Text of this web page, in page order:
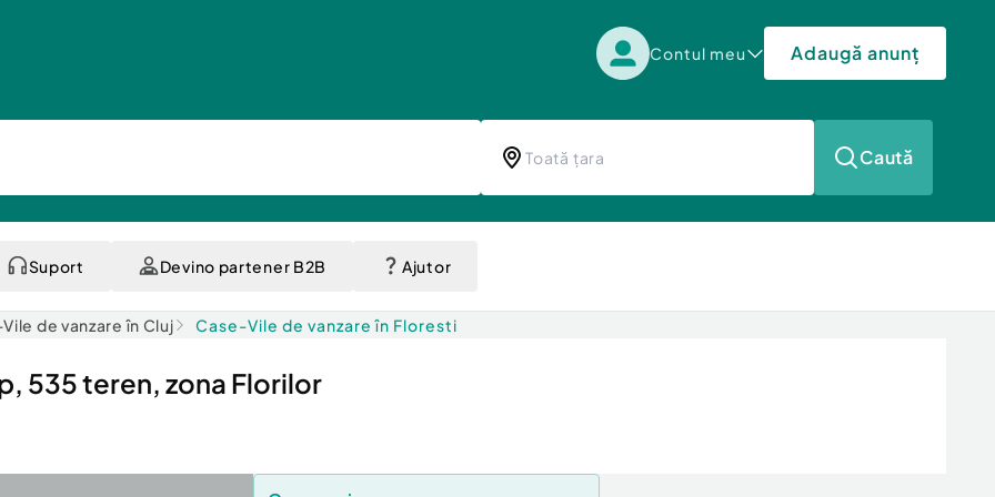
Contul meu Adaugă anunț
Caută
Suport Devino partener B2B Ajutor
de vanzare în Cluj Case-Vile de vanzare în Floresti
535 teren, zona Florilor